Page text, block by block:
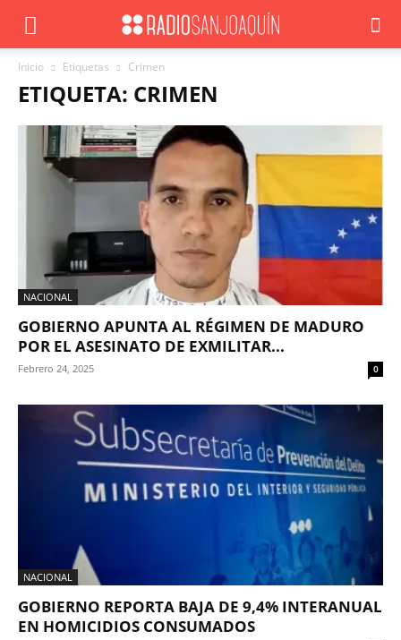
Inicio Etiquetas Crimen
ETIQUETA: CRIMEN
NACIONAL
GOBIERNO APUNTA AL RÉGIMEN DE MADURO
POR EL ASESINATO DE EXMILITAR...
Febrero 24, 2025 0
NACIONAL
GOBIERNO REPORTA BAJA DE 9,4% INTERANUAL
EN HOMICIDIOS CONSUMADOS